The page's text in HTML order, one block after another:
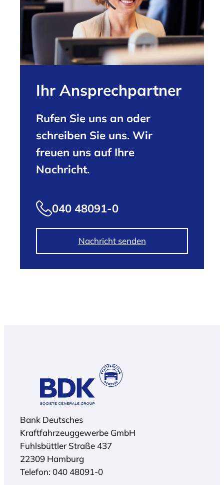
Ihr Ansprechpartner
Rufen Sie uns an oder
schreiben Sie uns. Wir
freuen uns auf Ihre
Nachricht.
040 48091-0
Nachricht senden
Bank Deutsches
Kraftfahrzeuggewerbe GmbH
Fuhlsbüttler Straße 437
22309 Hamburg
Telefon: 040 48091-0